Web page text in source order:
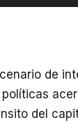
de
del